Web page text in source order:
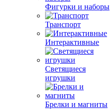
Фигурки и наборы
Транспорт
Интерактивные
Светящиеся
игрушки
Брелки и магниты